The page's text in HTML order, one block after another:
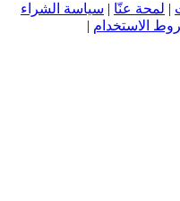
| لمحة عنّا | سياسة الشراء
الاستخدام |